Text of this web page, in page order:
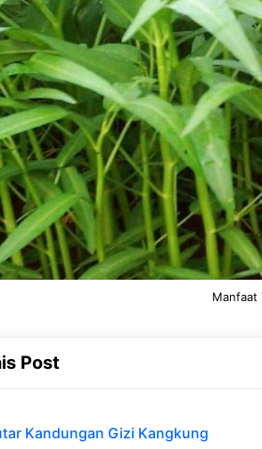
Manfaat
Post
Kandungan Gizi Kangkung